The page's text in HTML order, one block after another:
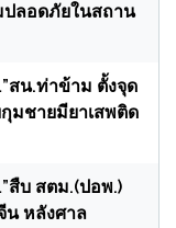
ปลอดภัยในสถาน
สน.ท่าข้าม ตั้งจุด
มชายมียาเสพติด
สืบ สตม.(ปอพ.)
น หลังศาล